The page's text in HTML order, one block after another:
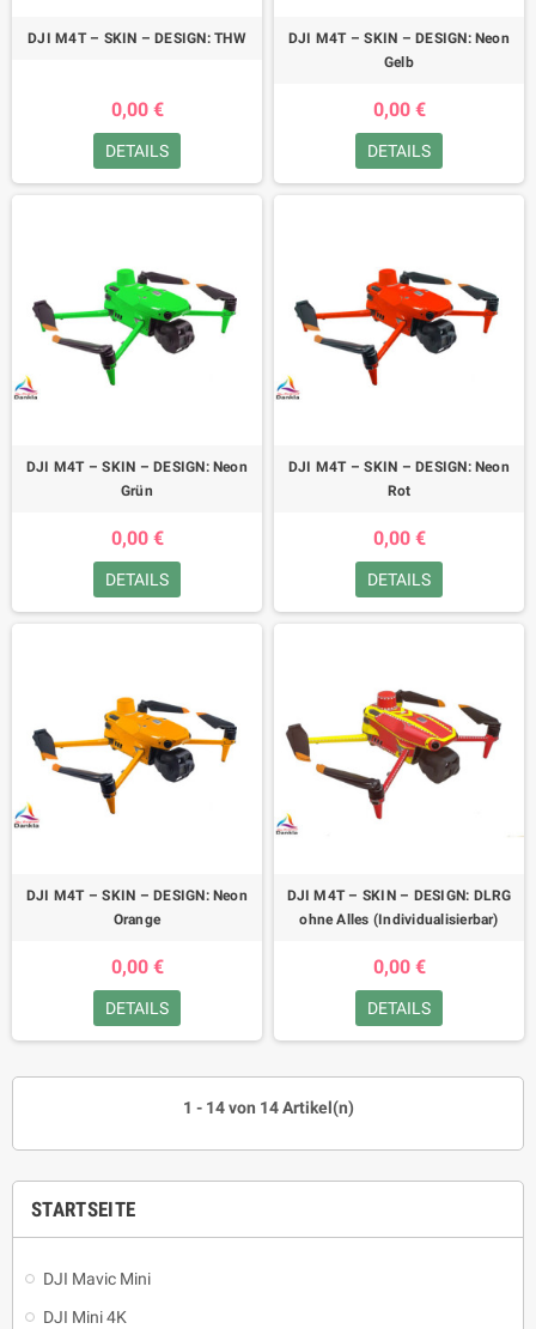
STARTSEITE
DJI Mavic Mini
DJI Mini 4K
DJI M4T – SKIN – DESIGN: THW
0,00 €
DETAILS
DJI M4T – SKIN – DESIGN: Neon
Gelb
0,00 €
DETAILS
DJI M4T – SKIN – DESIGN: Neon
Grün
0,00 €
DETAILS
DJI M4T – SKIN – DESIGN: Neon
Rot
0,00 €
DETAILS
DJI M4T – SKIN – DESIGN: Neon
Orange
0,00 €
DETAILS
DJI M4T – SKIN – DESIGN: DLRG
ohne Alles (Individualisierbar)
0,00 €
DETAILS
1 - 14 von 14 Artikel(n)